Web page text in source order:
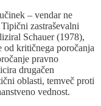
– vendar ne
zastraševalni
Schauer (1978),
od kritičnega poročanja
pravno
drugačen
oblasti, temveč proti
vednost.